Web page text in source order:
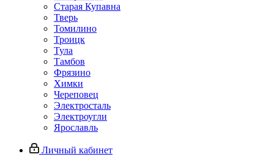
Старая Купавна
Тверь
Томилино
Троицк
Тула
Тамбов
Фрязино
Химки
Череповец
Электросталь
Электроугли
Ярославль
Личный кабинет